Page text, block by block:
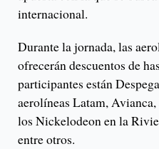
internacional.
Durante la jornada, las
ofrecerán descuentos de
participantes están
aerolíneas Latam,
los Nickelodeon en la
entre otros.